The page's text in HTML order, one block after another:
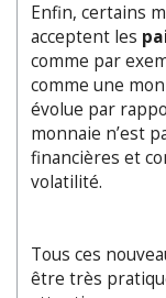
Enfin, certains
acceptent les
comme par
comme une
évolue par
monnaie n’est
financières et
volatilité.
Tous ces
être très